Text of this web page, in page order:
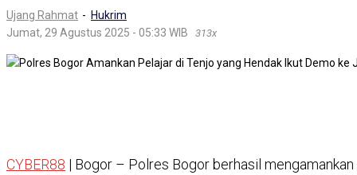
Ujang Rahmat - Hukrim
Jumat, 29 Agustus 2025 - 05:33 WIB 313x
CYBER88 | Bogor – Polres Bogor berhasil